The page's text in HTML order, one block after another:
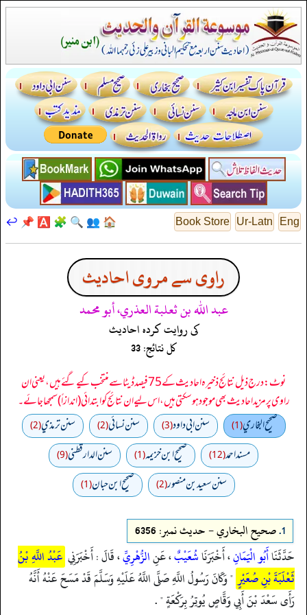
Eng
Ur-Latn
Book Store
🏠
👥
🔍
🧩
🅰️
📌
↩️
راوی سے مروی احادیث
عبد الله بن ثعلبة العذري، أبو محمد
کی روایت کردہ احادیث
کل نتائج: 33
نوٹ: درج ذیل نتائج ذخیرہ احادیث کے 75 فیصد ڈیٹا سے منتخب کیے گئے ہیں، یعنی ان
راوی پر مزید احادیث بھی موجود ہو سکتی ہیں، اس لیے ان نتائج کو ابتدائی (اندازاً) سمجھا جائے۔
صحيح البخاري(1) سنن ابي داود(3) سنن نسائي(2) سنن ترمذي(2)
مسند احمد(12) صحيح ابن خزيمه(1) سنن الدارقطني(9)
سنن سعید بن منصور(2) صحیح ابن حبان(1)
1. صحيح البخاري - حدیث نمبر: 6356
حَدَّثَنَاأَبُو الْيَمَانِ، أَخْبَرَنَاشُعَيْبٌ، عَنِالزُّهْرِيِّ، قَالَ : أَخْبَرَنِي عَبْدُ اللَّهِ بْنُ
ثَعْلَبَةَ بْنِ صُعَيْرٍ " وَكَانَ رَسُولُ اللَّهِ صَلَّى اللَّهُ عَلَيْهِ وَسَلَّمَ قَدْ مَسَحَ عَنْهُ أَنَّهُ
رَأَى سَعْدَ بْنَ أَبِي وَقَّاصٍ يُوتِرُ بِرَكْعَةٍ " .